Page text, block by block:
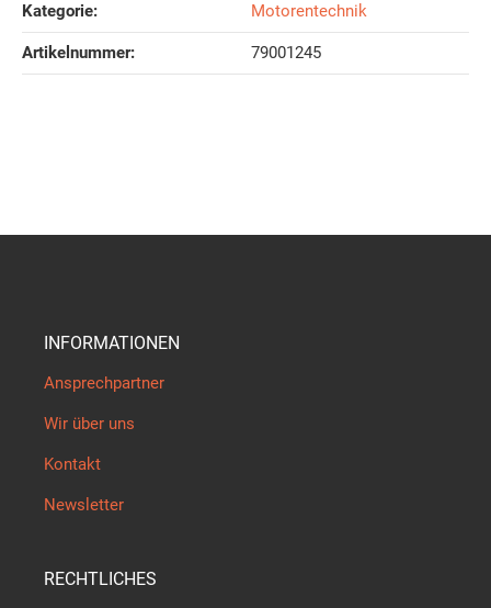
Kategorie: Motorentechnik
Artikelnummer: 79001245
INFORMATIONEN
Ansprechpartner
Wir über uns
Kontakt
Newsletter
RECHTLICHES